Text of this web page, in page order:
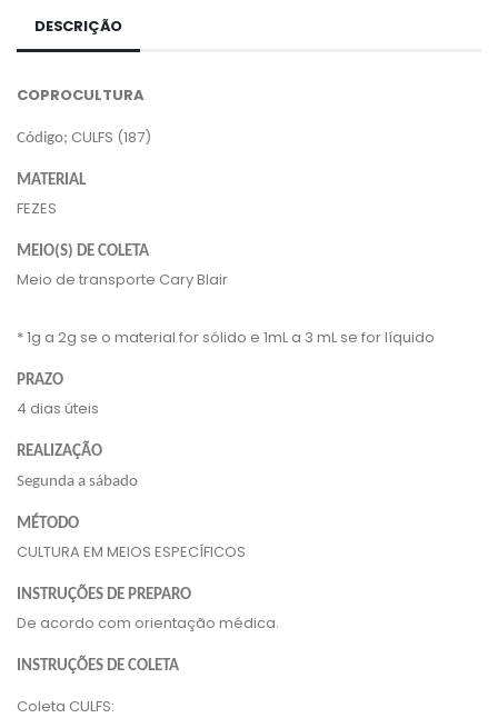
DESCRIÇÃO
COPROCULTURA
Código; CULFS (187)
MATERIAL
FEZES
MEIO(S) DE COLETA
Meio de transporte Cary Blair
* 1g a 2g se o material for sólido e 1mL a 3 mL se for líquido
PRAZO
4 dias úteis
REALIZAÇÃO
Segunda a sábado
MÉTODO
CULTURA EM MEIOS ESPECÍFICOS
INSTRUÇÕES DE PREPARO
De acordo com orientação médica.
INSTRUÇÕES DE COLETA
Coleta CULFS: